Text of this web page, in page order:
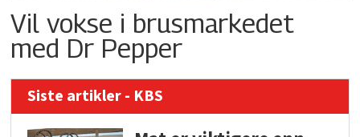
Vil vokse i brusmarkedet
med Dr Pepper
Siste artikler - KBS